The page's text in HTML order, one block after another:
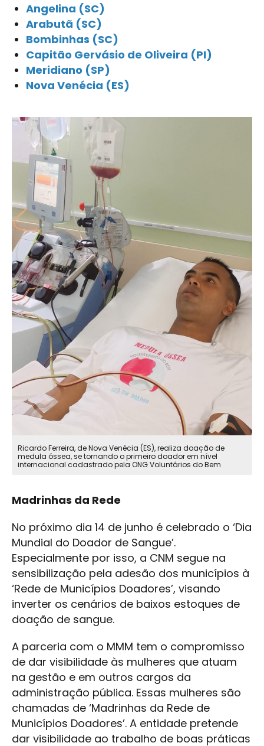
Angelina (SC)
Arabutã (SC)
Bombinhas (SC)
Capitão Gervásio de Oliveira (PI)
Meridiano (SP)
Nova Venécia (ES)
Ricardo Ferreira, de Nova Venécia (ES), realiza doação de
medula óssea, se tornando o primeiro doador em nível
internacional cadastrado pela ONG Voluntários do Bem
Madrinhas da Rede
No próximo dia 14 de junho é celebrado o ‘Dia
Mundial do Doador de Sangue’.
Especialmente por isso, a CNM segue na
sensibilização pela adesão dos municípios à
‘Rede de Municípios Doadores’, visando
inverter os cenários de baixos estoques de
doação de sangue.
A parceria com o MMM tem o compromisso
de dar visibilidade às mulheres que atuam
na gestão e em outros cargos da
administração pública. Essas mulheres são
chamadas de ‘Madrinhas da Rede de
Municípios Doadores’. A entidade pretende
dar visibilidade ao trabalho de boas práticas